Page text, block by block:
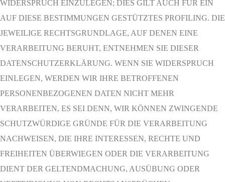
WIDERSPRUCH EINZULEGEN; DIES GILT AUCH FÜR EIN
AUF DIESE BESTIMMUNGEN GESTÜTZTES PROFILING. DIE
JEWEILIGE RECHTSGRUNDLAGE, AUF DENEN EINE
VERARBEITUNG BERUHT, ENTNEHMEN SIE DIESER
DATENSCHUTZERKLÄRUNG. WENN SIE WIDERSPRUCH
EINLEGEN, WERDEN WIR IHRE BETROFFENEN
PERSONENBEZOGENEN DATEN NICHT MEHR
VERARBEITEN, ES SEI DENN, WIR KÖNNEN ZWINGENDE
SCHUTZWÜRDIGE GRÜNDE FÜR DIE VERARBEITUNG
NACHWEISEN, DIE IHRE INTERESSEN, RECHTE UND
FREIHEITEN ÜBERWIEGEN ODER DIE VERARBEITUNG
DIENT DER GELTENDMACHUNG, AUSÜBUNG ODER